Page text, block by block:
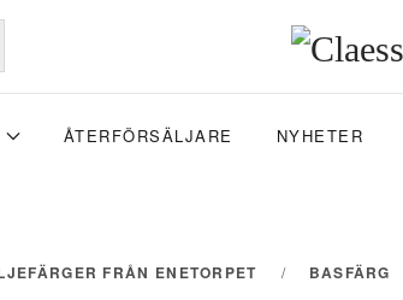
ÅTERFÖRSÄLJARE NYHETER
FRÅN ENETORPET BASFÄRG